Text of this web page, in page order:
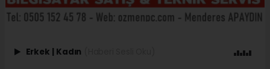
Erkek Kadın